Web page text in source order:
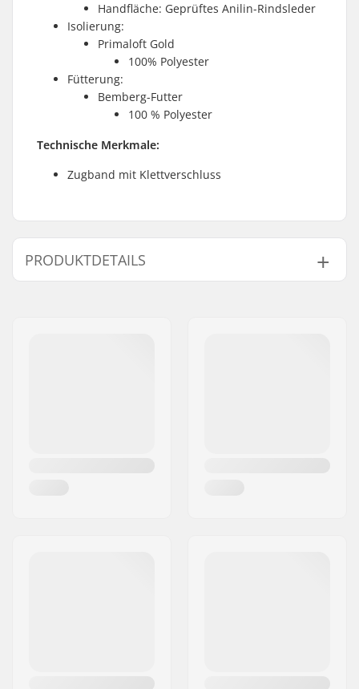
Handfläche: Geprüftes Anilin-Rindsleder
Isolierung:
Primaloft Gold
100% Polyester
Fütterung:
Bemberg-Futter
100 % Polyester
Technische Merkmale:
Zugband mit Klettverschluss
PRODUKTDETAILS